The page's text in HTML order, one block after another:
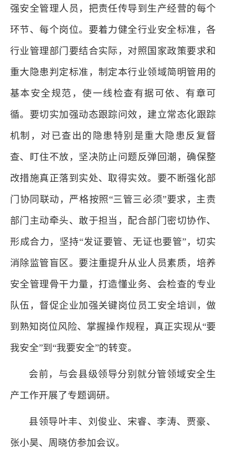
强安全管理人员，把责任传导到生产经营的每个
环节、每个岗位。要着力健全行业安全标准，各
行业管理部门要结合实际，对照国家政策要求和
重大隐患判定标准，制定本行业领域简明管用的
基本安全规范，使一线检查有据可依、有章可
循。要切实加强动态跟踪问效，建立常态化跟踪
机制，对已查出的隐患特别是重大隐患反复督
查、盯住不放，坚决防止问题反弹回潮，确保整
改措施真正落到实处、取得实效。要不断强化部
门协同联动，严格按照“三管三必须”要求，主责
部门主动牵头、敢于担当，配合部门密切协作、
形成合力，坚持“发证要管、无证也要管”，切实
消除监管盲区。要注重提升从业人员素质，培养
安全管理骨干力量，打造懂业务、会检查的专业
队伍，督促企业加强关键岗位员工安全培训，做
到熟知岗位风险、掌握操作规程，真正实现从“要
我安全”到“我要安全”的转变。
会前，与会县级领导分别就分管领域安全生
产工作开展了专题调研。
县领导叶丰、刘俊业、宋睿、李涛、贾豪、
张小昊、周晓仿参加会议。